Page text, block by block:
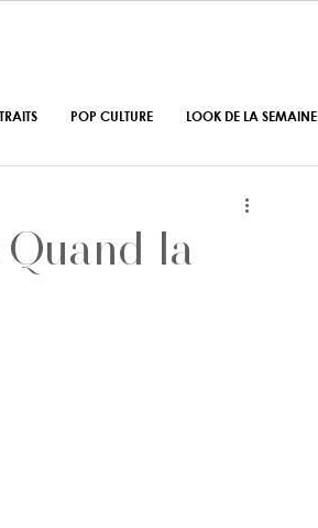
Quand la
POP CULTURE LOOK DE LA SEMAINE